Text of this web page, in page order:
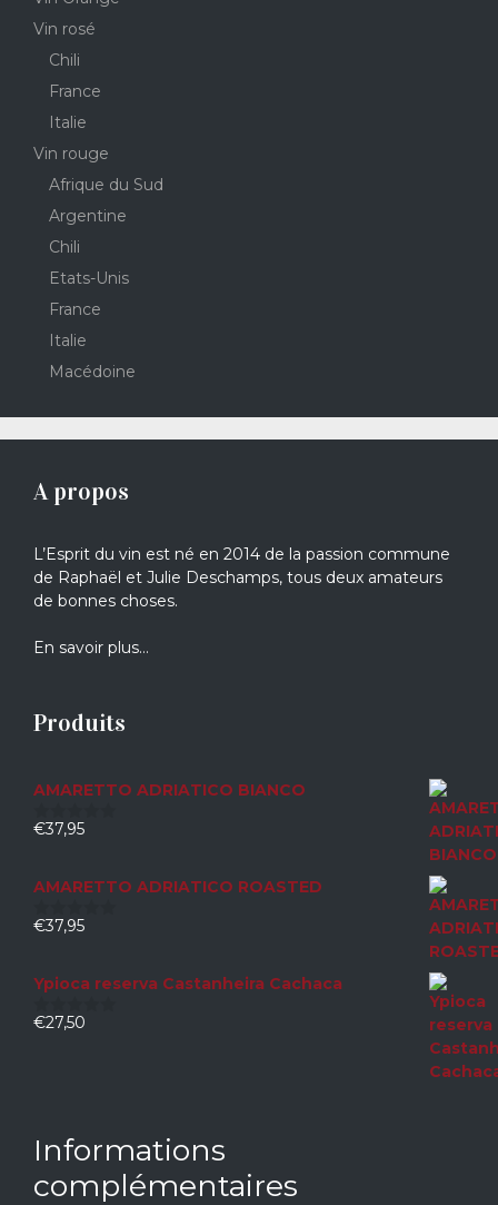
Vin rosé
Chili
France
Italie
Vin rouge
Afrique du Sud
Argentine
Chili
Etats-Unis
France
Italie
Macédoine
A propos
L’Esprit du vin est né en 2014 de la passion commune
de Raphaël et Julie Deschamps, tous deux amateurs
de bonnes choses.
En savoir plus…
Produits
AMARETTO ADRIATICO BIANCO
0
€37,95
AMARETTO ADRIATICO ROASTED
0
€37,95
Ypioca reserva Castanheira Cachaca
0
€27,50
Informations
complémentaires